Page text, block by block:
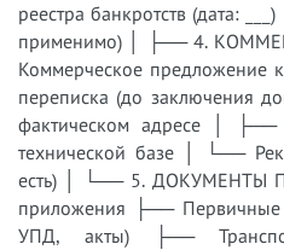
реестра банкротств (дата:
применимо) │ ├── 4.
Коммерческое предложение
переписка (до заключения
фактическом адресе │ ├──
технической базе │ └──
есть) │ └── 5. ДОКУМЕНТЫ
приложения ├── Первичные
УПД, акты) ├──